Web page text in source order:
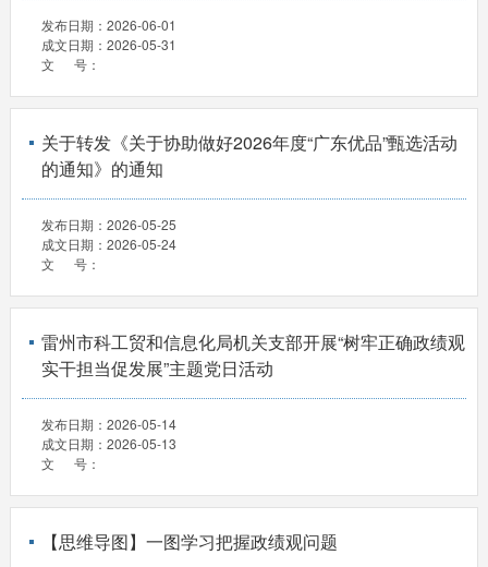
发布日期： 2026-06-01
成文日期： 2026-05-31
文 号：
关于转发《关于协助做好2026年度“广东优品”甄选活动
的通知》的通知
发布日期： 2026-05-25
成文日期： 2026-05-24
文 号：
雷州市科工贸和信息化局机关支部开展“树牢正确政绩观
实干担当促发展”主题党日活动
发布日期： 2026-05-14
成文日期： 2026-05-13
文 号：
【思维导图】一图学习把握政绩观问题